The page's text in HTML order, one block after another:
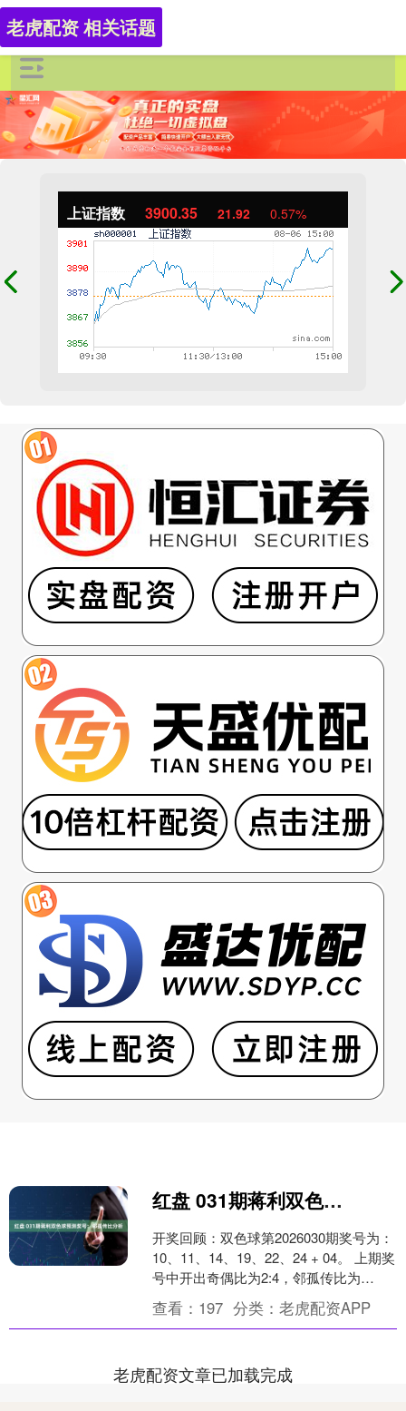
上证指数 3900.35 21.92 0.57%
老虎配资 相关话题
红盘 031期蒋利双色球预测奖号：邻孤传比分析
开奖回顾：双色球第2026030期奖号为：
10、11、14、19、22、24 + 04。 上期奖
号中开出奇偶比为2:4，邻孤传比为
1:3:2，三区比为2:3:1....
查看： 197 分类：老虎配资APP
老虎配资文章已加载完成